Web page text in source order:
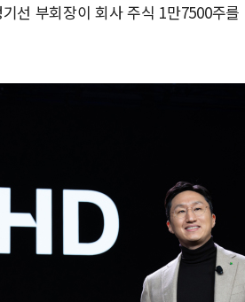
선 부회장이 회사 주식 1만7500주